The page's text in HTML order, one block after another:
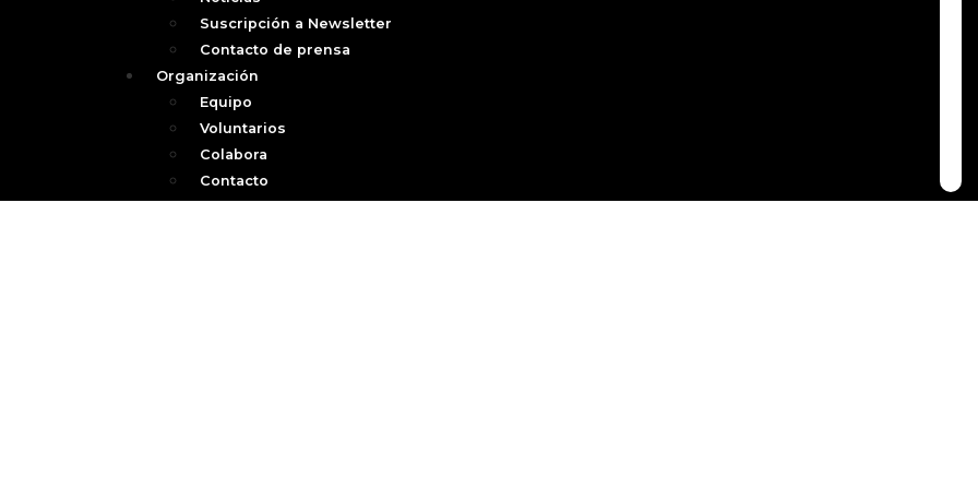
Suscripción a Newsletter
Contacto de prensa
Organización
Equipo
Voluntarios
Colabora
Contacto